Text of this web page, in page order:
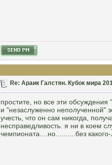
Re: Араик Галстян. Кубок мира
простите, но все эти
и "незаслуженно неполученной"
учесть, что он сам никогда,
несправедливость. я ни в коем
чемпионата....но..........без